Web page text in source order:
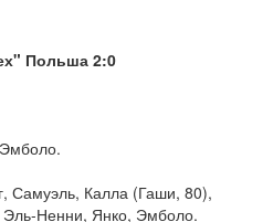
Польша 2:0
Самуэль, Калла (Гаши, 80),
Ненни, Янко, Эмболо.